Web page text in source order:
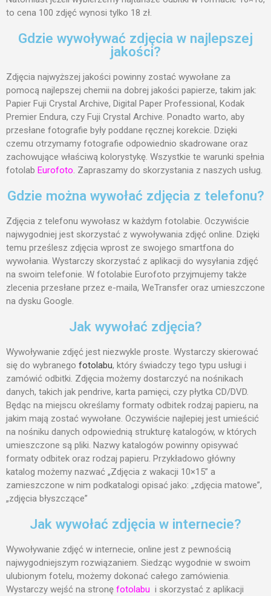
styczeń 2023
listopad 2022
wrzesień 2022
luty 2021
styczeń 2021
listopad 2020
październik 2020
wrzesień 2020
sierpień 2020
lipiec 2020
czerwiec 2020
czerwiec 2019
maj 2019
luty 2019
styczeń 2018
grudzień 2017
listopad 2017
październik 2017
Porady
Prezenty
Uncategorized
Kanał wpisów
Kanał komentarzy
WordPress.org
to cena 100 zdjęć wynosi tylko 18 zł.
Gdzie wywoływać zdjęcia w najlepszej
jakości?
Zdjęcia najwyższej jakości powinny zostać wywołane za
pomocą najlepszej chemii na dobrej jakości papierze, takim jak:
Papier Fuji Crystal Archive, Digital Paper Professional, Kodak
Premier Endura, czy Fuji Crystal Archive. Ponadto warto, aby
przesłane fotografie były poddane ręcznej korekcie. Dzięki
czemu otrzymamy fotografie odpowiednio skadrowane oraz
zachowujące właściwą kolorystykę. Wszystkie te warunki spełnia
fotolab Eurofoto. Zapraszamy do skorzystania z naszych usług.
Gdzie można wywołać zdjęcia z telefonu?
Zdjęcia z telefonu wywołasz w każdym fotolabie. Oczywiście
najwygodniej jest skorzystać z wywoływania zdjęć online. Dzięki
temu prześlesz zdjęcia wprost ze swojego smartfona do
wywołania. Wystarczy skorzystać z aplikacji do wysyłania zdjęć
na swoim telefonie. W fotolabie Eurofoto przyjmujemy także
zlecenia przesłane przez e-maila, WeTransfer oraz umieszczone
na dysku Google.
Jak wywołać zdjęcia?
Wywoływanie zdjęć jest niezwykle proste. Wystarczy skierować
się do wybranego fotolabu, który świadczy tego typu usługi i
zamówić odbitki. Zdjęcia możemy dostarczyć na nośnikach
danych, takich jak pendrive, karta pamięci, czy płytka CD/DVD.
Będąc na miejscu określamy formaty odbitek rodzaj papieru, na
jakim mają zostać wywołane. Oczywiście najlepiej jest umieścić
na nośniku danych odpowiednią strukturę katalogów, w których
umieszczone są pliki. Nazwy katalogów powinny opisywać
formaty odbitek oraz rodzaj papieru. Przykładowo główny
katalog możemy nazwać „Zdjęcia z wakacji 10×15” a
zamieszczone w nim podkatalogi opisać jako: „zdjęcia matowe”,
„zdjęcia błyszczące”
Jak wywołać zdjęcia w internecie?
Wywoływanie zdjęć w internecie, online jest z pewnością
najwygodniejszym rozwiązaniem. Siedząc wygodnie w swoim
ulubionym fotelu, możemy dokonać całego zamówienia.
Wystarczy wejść na stronę fotolabu i skorzystać z aplikacji